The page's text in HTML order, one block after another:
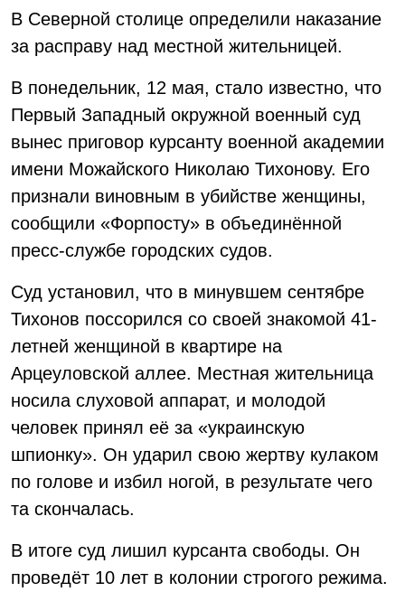
В Северной столице определили наказание
за расправу над местной жительницей.
В понедельник, 12 мая, стало известно, что
Первый Западный окружной военный суд
вынес приговор курсанту военной академии
имени Можайского Николаю Тихонову. Его
признали виновным в убийстве женщины,
сообщили «Форпосту» в объединённой
пресс-службе городских судов.
Суд установил, что в минувшем сентябре
Тихонов поссорился со своей знакомой 41-
летней женщиной в квартире на
Арцеуловской аллее. Местная жительница
носила слуховой аппарат, и молодой
человек принял её за «украинскую
шпионку». Он ударил свою жертву кулаком
по голове и избил ногой, в результате чего
та скончалась.
В итоге суд лишил курсанта свободы. Он
проведёт 10 лет в колонии строгого режима.